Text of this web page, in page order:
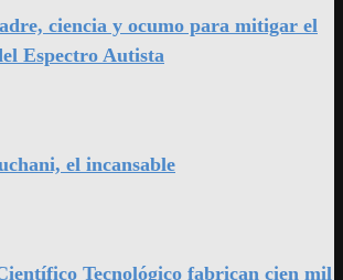
ciencia y ocumo para mitigar el
Espectro Autista
el incansable
Tecnológico fabrican cien mil